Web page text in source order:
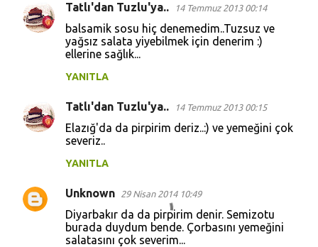
Y
l
Tatlı'dan Tuzlu'ya.. 14 Temmuz 2013 00:14
balsamik sosu hiç denemedim..Tuzsuz ve
yağsız salata yiyebilmek için denerim :)
ellerine sağlık...
YANITLA
Tatlı'dan Tuzlu'ya.. 14 Temmuz 2013 00:15
Elazığ'da da pirpirim deriz..:) ve yemeğini çok
severiz..
YANITLA
Unknown 29 Nisan 2014 10:49
Diyarbakır da da pirpirim denir. Semizotu
burada duydum bende. Çorbasını yemeğini
salatasını çok severim...